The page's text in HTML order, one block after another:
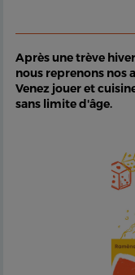
Après une trève
nous reprenons nos
Venez jouer et
sans limite d'âge.